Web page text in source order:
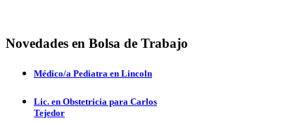
Novedades en Bolsa de Trabajo
Médico/a Pediatra en Lincoln
Lic. en Obstetricia para Carlos
Tejedor